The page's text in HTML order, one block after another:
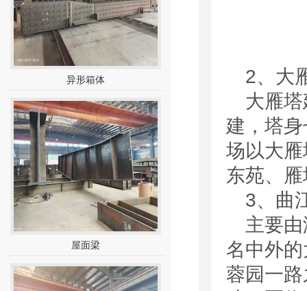
异形箱体
屋面梁
2、大
大雁
建，塔
场以大
东苑、
3、曲
主要
名中外
蓉园一